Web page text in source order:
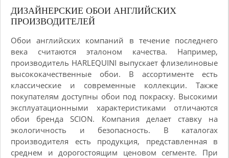
ДИЗАЙНЕРСКИЕ ОБОИ АНГЛИЙСКИХ
ПРОИЗВОДИТЕЛЕЙ
Обои английских компаний в течение последнего
века считаются эталоном качества. Например,
производитель HARLEQUINI выпускает флизелиновые
высококачественные обои. В ассортименте есть
классические и современные коллекции. Также
покупателям доступны обои под покраску. Высокими
эксплуатационными характеристиками отличаются
обои бренда SCION. Компания делает ставку на
экологичность и безопасность. В каталогах
производителя есть продукция, представленная в
среднем и дорогостоящим ценовом сегменте. При